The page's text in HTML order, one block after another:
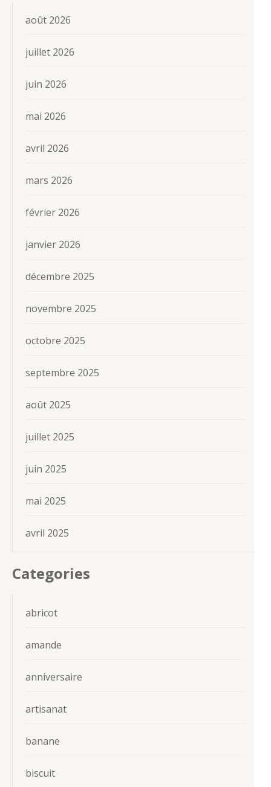
août 2026
juillet 2026
juin 2026
mai 2026
avril 2026
mars 2026
février 2026
janvier 2026
décembre 2025
novembre 2025
octobre 2025
septembre 2025
août 2025
juillet 2025
juin 2025
mai 2025
avril 2025
Categories
abricot
amande
anniversaire
artisanat
banane
biscuit